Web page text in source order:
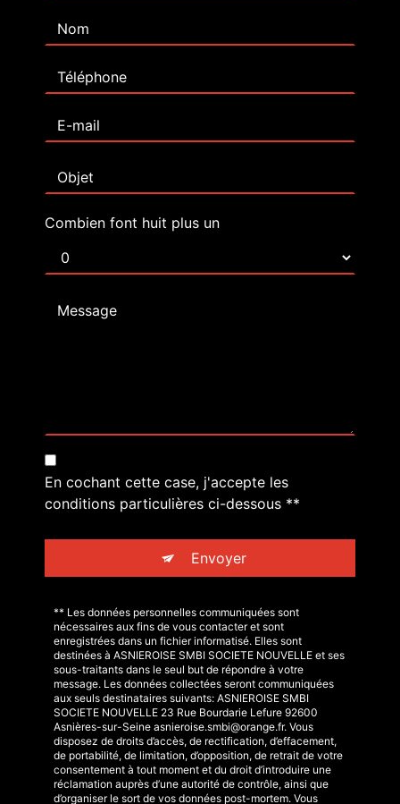
Combien font huit plus un
En cochant cette case, j'accepte les
conditions particulières ci-dessous **
Envoyer
** Les données personnelles communiquées sont
nécessaires aux fins de vous contacter et sont
enregistrées dans un fichier informatisé. Elles sont
destinées à ASNIEROISE SMBI SOCIETE NOUVELLE et ses
sous-traitants dans le seul but de répondre à votre
message. Les données collectées seront communiquées
aux seuls destinataires suivants: ASNIEROISE SMBI
SOCIETE NOUVELLE 23 Rue Bourdarie Lefure 92600
Asnières-sur-Seine asnieroise.smbi@orange.fr. Vous
disposez de droits d’accès, de rectification, d’effacement,
de portabilité, de limitation, d’opposition, de retrait de votre
consentement à tout moment et du droit d’introduire une
réclamation auprès d’une autorité de contrôle, ainsi que
d’organiser le sort de vos données post-mortem. Vous